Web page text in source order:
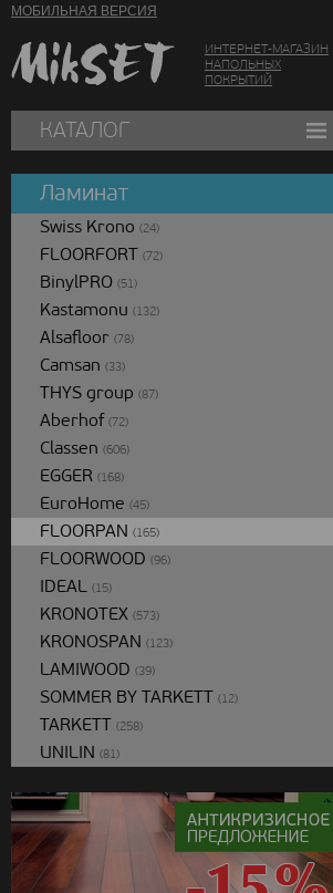
МОБИЛЬНАЯ ВЕРСИЯ
ИНТЕРНЕТ-МАГАЗИН
НАПОЛЬНЫХ
ПОКРЫТИЙ
КАТАЛОГ
Ламинат
Swiss Krono (24)
FLOORFORT (72)
BinylPRO (51)
Kastamonu (132)
Alsafloor (78)
Camsan (33)
THYS group (87)
Aberhof (72)
Classen (606)
EGGER (168)
EuroHome (45)
FLOORPAN (165)
FLOORWOOD (96)
IDEAL (15)
KRONOTEX (573)
KRONOSPAN (123)
LAMIWOOD (39)
SOMMER BY TARKETT (12)
TARKETT (258)
UNILIN (81)